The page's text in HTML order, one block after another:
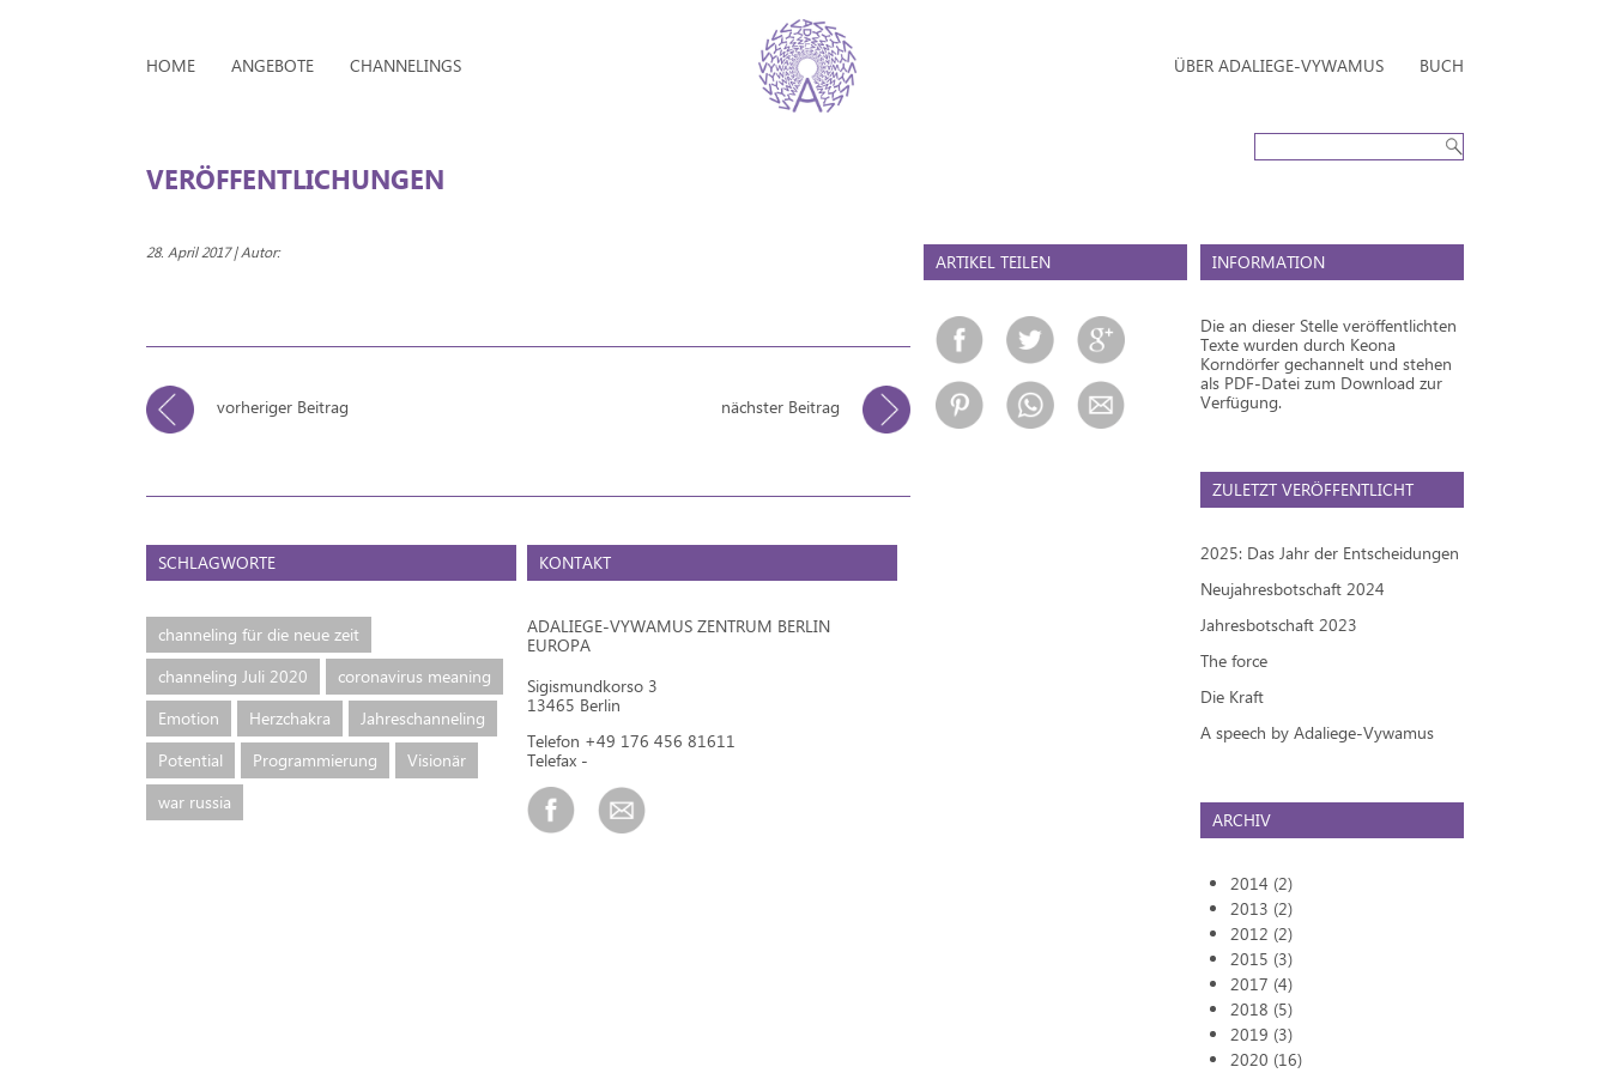
HOME ANGEBOTE CHANNELINGS ÜBER ADALIEGE-VYWAMUS BUCH
VERÖFFENTLICHUNGEN
28. April 2017 | Autor:
vorheriger Beitrag nächster Beitrag
SCHLAGWORTE
channeling für die neue zeit
channeling Juli 2020
coronavirus meaning
Emotion
Herzchakra
Jahreschanneling
Potential
Programmierung
Visionär
war russia
KONTAKT
ADALIEGE-VYWAMUS ZENTRUM BERLIN
EUROPA
Sigismundkorso 3
13465 Berlin
Telefon +49 176 456 81611
Telefax -
ARTIKEL TEILEN INFORMATION
Die an dieser Stelle veröffentlichten
Texte wurden durch Keona
Korndörfer gechannelt und stehen
als PDF-Datei zum Download zur
Verfügung.
ZULETZT VERÖFFENTLICHT
2025: Das Jahr der Entscheidungen
Neujahresbotschaft 2024
Jahresbotschaft 2023
The force
Die Kraft
A speech by Adaliege-Vywamus
ARCHIV
2014 (2)
2013 (2)
2012 (2)
2015 (3)
2017 (4)
2018 (5)
2019 (3)
2020 (16)